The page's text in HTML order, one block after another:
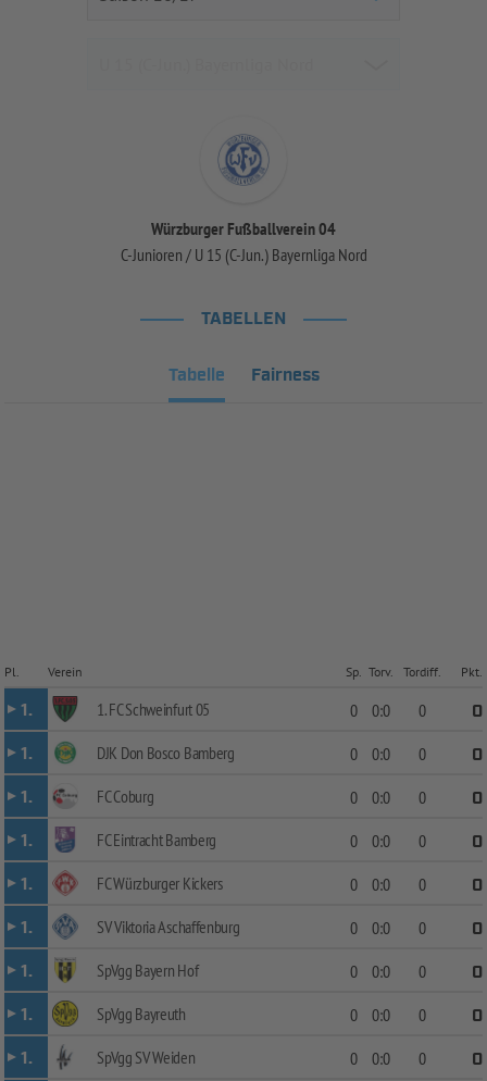
Würzburger Fußballverein 04
C-Junioren / U 15 (C-Jun.) Bayernliga Nord
TABELLEN
Tabelle Fairness
Pl. Verein Sp. Torv. Tordiff. Pkt.
1. 1. FC Schweinfurt 05 0 0:0 0
0
1.
DJK Don Bosco Bamberg 0 0:0 0
0
1.
FC Coburg 0 0:0 0
0
1.
FC Eintracht Bamberg 0 0:0 0
0
1.
FC Würzburger Kickers 0 0:0 0
0
1.
SV Viktoria Aschaffenburg 0 0:0 0
0
1.
SpVgg Bayern Hof 0 0:0 0
0
1.
SpVgg Bayreuth 0 0:0 0
0
1.
SpVgg SV Weiden 0 0:0 0
0